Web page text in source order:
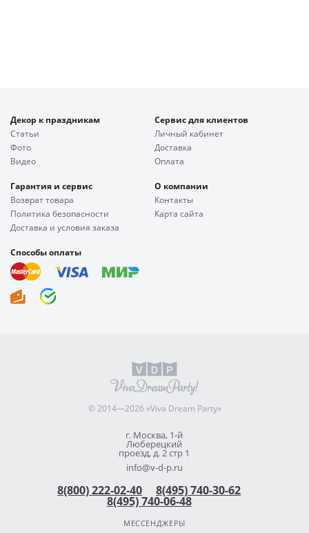
Декор к праздникам
Статьи
Фото
Видео
Сервис для клиентов
Личный кабинет
Доставка
Оплата
Гарантия и сервис
Возврат товара
Политика безопасности
Доставка и условия заказа
О компании
Контакты
Карта сайта
Способы оплаты
© 2014—2026 «Viva Dream Party»
г. Москва, 1-й
Люберецкий
проезд, д. 2 стр 1
info@v-d-p.ru
8(800) 222-02-40 8(495) 740-30-62
8(495) 740-06-48
МЕССЕНДЖЕРЫ